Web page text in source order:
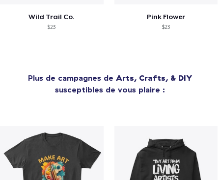
Wild Trail Co.
$23
Pink Flower
$23
Plus de campagnes de Arts, Crafts, & DIY
susceptibles de vous plaire :